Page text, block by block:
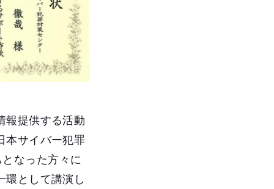
報提供する活動
本サイバー犯罪
なった方々に
環として講演し